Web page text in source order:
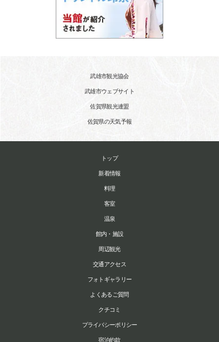
武雄市観光協会
武雄市ウェブサイト
佐賀県観光連盟
佐賀県の天気予報
トップ
新着情報
料理
客室
温泉
館内・施設
周辺観光
交通アクセス
フォトギャラリー
よくあるご質問
クチコミ
プライバシーポリシー
宿泊約款